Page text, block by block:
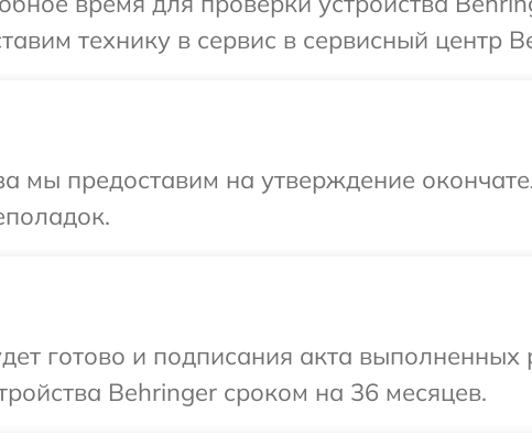
технику в сервис в сервисный центр
мы предоставим на утверждение
готово и подписания акта
Behringer сроком на 36 месяцев.